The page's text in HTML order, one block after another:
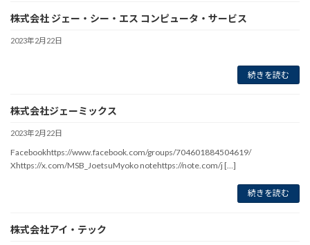
株式会社 ジェー・シー・エス コンピュータ・サービス
2023年2月22日
続きを読む
株式会社ジェーミックス
2023年2月22日
Facebookhttps://www.facebook.com/groups/704601884504619/
Xhttps://x.com/MSB_JoetsuMyoko notehttps://note.com/j […]
続きを読む
株式会社アイ・テック